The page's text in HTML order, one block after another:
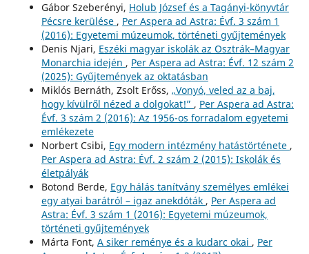
Gábor Szeberényi, Holub József és a Tagányi-könyvtár
Pécsre kerülése , Per Aspera ad Astra: Évf. 3 szám 1
(2016): Egyetemi múzeumok, történeti gyűjtemények
Denis Njari, Eszéki magyar iskolák az Osztrák–Magyar
Monarchia idején , Per Aspera ad Astra: Évf. 12 szám 2
(2025): Gyűjtemények az oktatásban
Miklós Bernáth, Zsolt Erőss, „Vonyó, veled az a baj,
hogy kívülről nézed a dolgokat!” , Per Aspera ad Astra:
Évf. 3 szám 2 (2016): Az 1956-os forradalom egyetemi
emlékezete
Norbert Csibi, Egy modern intézmény hatástörténete ,
Per Aspera ad Astra: Évf. 2 szám 2 (2015): Iskolák és
életpályák
Botond Berde, Egy hálás tanítvány személyes emlékei
egy atyai barátról – igaz anekdóták , Per Aspera ad
Astra: Évf. 3 szám 1 (2016): Egyetemi múzeumok,
történeti gyűjtemények
Márta Font, A siker reménye és a kudarc okai , Per